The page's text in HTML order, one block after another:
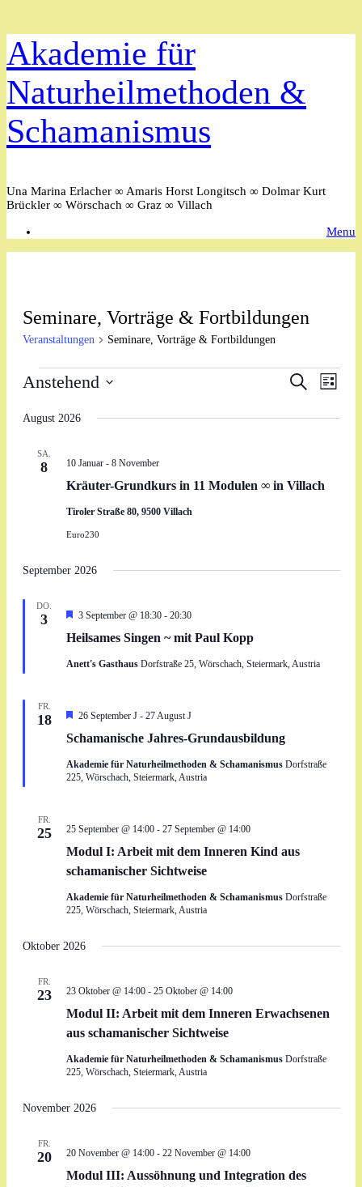
Zum
Inhalt
springen
Akademie für
Naturheilmethoden &
Schamanismus
Una Marina Erlacher ∞ Amaris Horst Longitsch ∞ Dolmar Kurt
Brückler ∞ Wörschach ∞ Graz ∞ Villach
Menu
Seminare, Vorträge & Fortbildungen
Veranstaltungen Seminare, Vorträge & Fortbildungen
Veranstaltungen
und
Suche
Liste
Anstehend
wählen.
August 2026
SA.
8
Kräuter-Grundkurs in 11 Modulen ∞ in Villach
10 Januar- 8 November
Tiroler Straße 80, 9500 Villach
Euro230
September 2026
DO.
3
Heilsames Singen ~ mit Paul Kopp
Hervorgehoben
3 September @ 18:30- 20:30
Anett's Gasthaus Dorfstraße 25, Wörschach, Steiermark, Austria
FR.
18
Schamanische Jahres-Grundausbildung
Hervorgehoben
26 September J- 27 August J
Akademie für Naturheilmethoden & Schamanismus Dorfstraße
225, Wörschach, Steiermark, Austria
FR.
25
Modul I: Arbeit mit dem Inneren Kind aus
schamanischer Sichtweise
25 September @ 14:00- 27 September @ 14:00
Akademie für Naturheilmethoden & Schamanismus Dorfstraße
225, Wörschach, Steiermark, Austria
Oktober 2026
FR.
23
Modul II: Arbeit mit dem Inneren Erwachsenen
aus schamanischer Sichtweise
23 Oktober @ 14:00- 25 Oktober @ 14:00
Akademie für Naturheilmethoden & Schamanismus Dorfstraße
225, Wörschach, Steiermark, Austria
November 2026
FR.
20
Modul III: Aussöhnung und Integration des
20 November @ 14:00- 22 November @ 14:00